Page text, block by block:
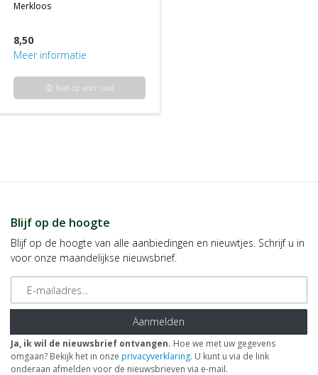
merkloos
8,50
Meer informatie
info Niet op voorraad
Blijf op de hoogte
Blijf op de hoogte van alle aanbiedingen en nieuwtjes. Schrijf u in
voor onze maandelijkse nieuwsbrief.
E-mailadres
Aanmelden
Ja, ik wil de nieuwsbrief ontvangen. Hoe we met uw gegevens
omgaan? Bekijk het in onze privacyverklaring. U kunt u via de link
onderaan afmelden voor de nieuwsbrieven via e-mail.